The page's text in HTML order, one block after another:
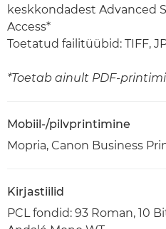
keskkondadest Advanced
Access*
Toetatud failitüübid: TIFF,
*Toetab ainult PDF-
Mobiil-/pilvprintimine
Mopria, Canon Business
Kirjastiilid
PCL fondid: 93 Roman, 10